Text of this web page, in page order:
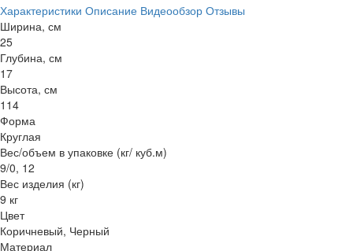
Характеристики Описание Видеообзор Отзывы
Ширина, см
25
Глубина, см
17
Высота, см
114
Форма
Круглая
Вес/объем в упаковке (кг/ куб.м)
9/0, 12
Вес изделия (кг)
9 кг
Цвет
Коричневый, Черный
Материал